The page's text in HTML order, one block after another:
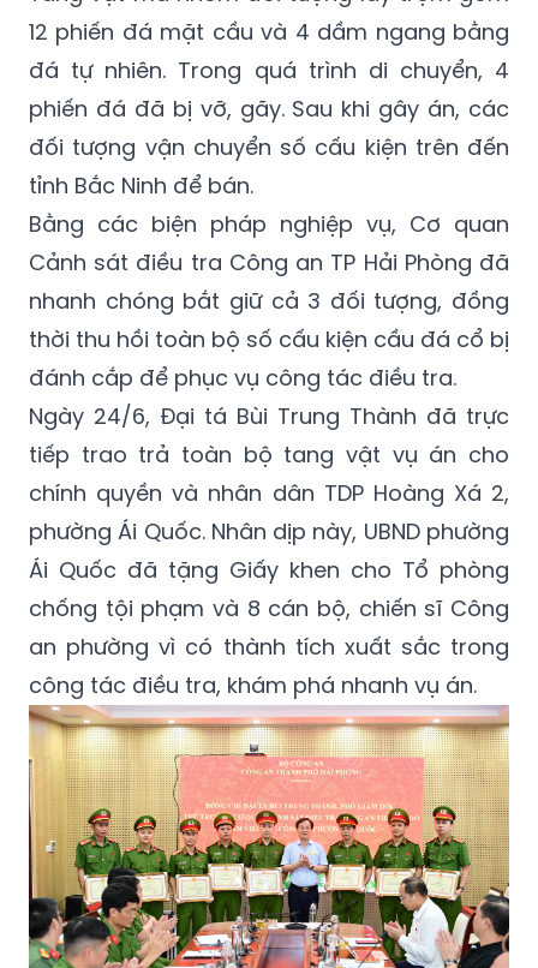
12 phiến đá mặt cầu và 4 dầm ngang bằng
đá tự nhiên. Trong quá trình di chuyển, 4
phiến đá đã bị vỡ, gãy. Sau khi gây án, các
đối tượng vận chuyển số cấu kiện trên đến
tỉnh Bắc Ninh để bán.
Bằng các biện pháp nghiệp vụ, Cơ quan
Cảnh sát điều tra Công an TP Hải Phòng đã
nhanh chóng bắt giữ cả 3 đối tượng, đồng
thời thu hồi toàn bộ số cấu kiện cầu đá cổ bị
đánh cắp để phục vụ công tác điều tra.
Ngày 24/6, Đại tá Bùi Trung Thành đã trực
tiếp trao trả toàn bộ tang vật vụ án cho
chính quyền và nhân dân TDP Hoàng Xá 2,
phường Ái Quốc. Nhân dịp này, UBND phường
Ái Quốc đã tặng Giấy khen cho Tổ phòng
chống tội phạm và 8 cán bộ, chiến sĩ Công
an phường vì có thành tích xuất sắc trong
công tác điều tra, khám phá nhanh vụ án.